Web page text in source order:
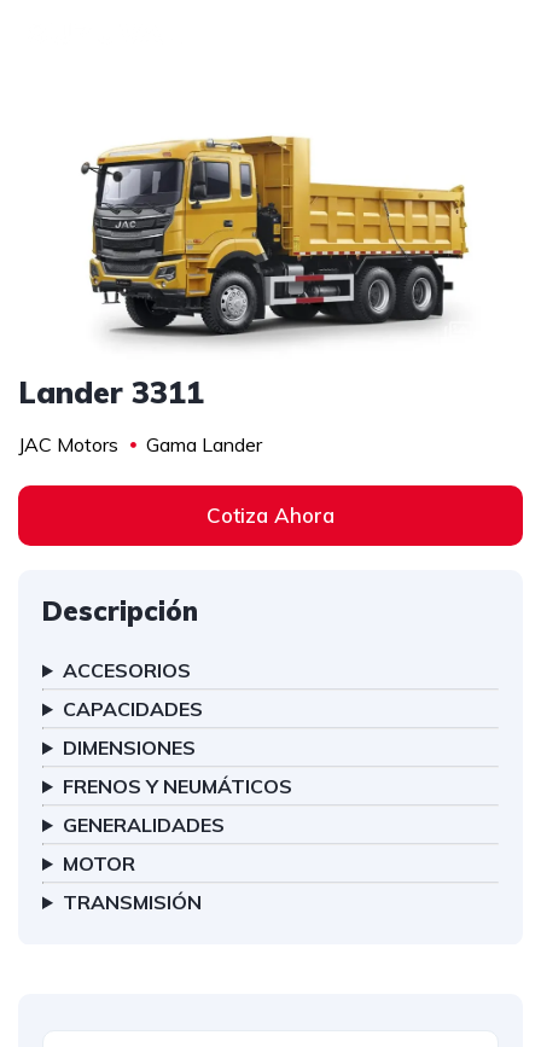
Lander 3311
JAC Motors Gama Lander
Cotiza Ahora
Descripción
ACCESORIOS
CAPACIDADES
DIMENSIONES
FRENOS Y NEUMÁTICOS
GENERALIDADES
MOTOR
TRANSMISIÓN